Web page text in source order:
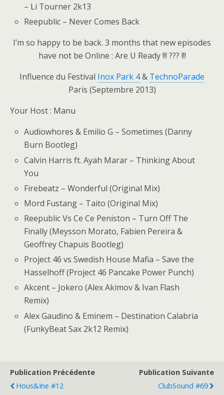
– Li Tourner 2k13
Reepublic – Never Comes Back
I’m so happy to be back. 3 months that new episodes
have not be Online : Are U Ready !!! ??? !!!
Influence du Festival Inox Park 4& TechnoParade
Paris (Septembre 2013)
Your Host : Manu
Audiowhores & Emilio G – Sometimes (Danny
Burn Bootleg)
Calvin Harris ft. Ayah Marar – Thinking About
You
Firebeatz – Wonderful (Original Mix)
Mord Fustang – Taito (Original Mix)
Reepublic Vs Ce Ce Peniston – Turn Off The
Finally (Meysson Morato, Fabien Pereira &
Geoffrey Chapuis Bootleg)
Project 46 vs Swedish House Mafia – Save the
Hasselhoff (Project 46 Pancake Power Punch)
Akcent – Jokero (Alex Akimov & Ivan Flash
Remix)
Alex Gaudino & Eminem – Destination Calabria
(FunkyBeat Sax 2k12 Remix)
Publication Précédente
Hous&ine #12
Publication Suivante
ClubSound #69